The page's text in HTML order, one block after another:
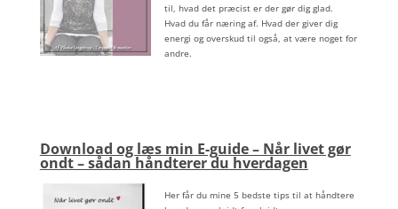
til, hvad det præcist er der gør dig glad.
Hvad du får næring af. Hvad der giver dig
energi og overskud til også, at være noget for
andre.
Download og læs min E-guide – Når livet gør
ondt – sådan håndterer du hverdagen
Her får du mine 5 bedste tips til at håndtere